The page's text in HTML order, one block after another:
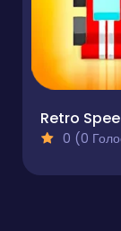
Retro
0 (0